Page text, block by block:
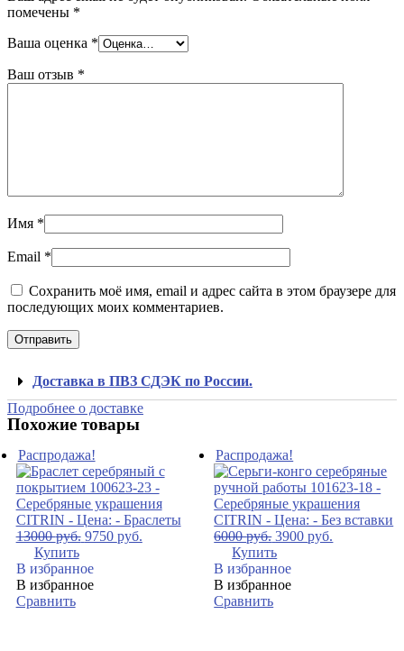
помечены *
Ваша оценка *
Ваш отзыв *
Имя *
Email *
Сохранить моё имя, email и адрес сайта в этом браузере для
последующих моих комментариев.
Доставка в ПВЗ СДЭК по России.
Подробнее о доставке
Похожие товары
Распродажа!
13000руб. 9750 руб.
Купить
В избранное
В избранное
Сравнить
Распродажа!
6000руб. 3900руб.
Купить
В избранное
В избранное
Сравнить